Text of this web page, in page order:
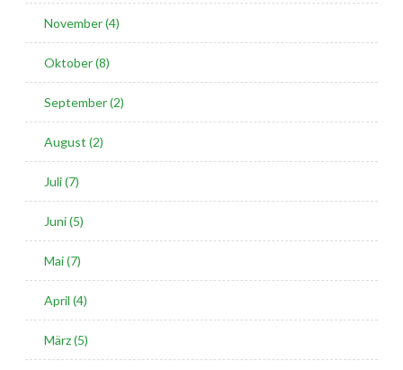
November (4)
Oktober (8)
September (2)
August (2)
Juli (7)
Juni (5)
Mai (7)
April (4)
März (5)